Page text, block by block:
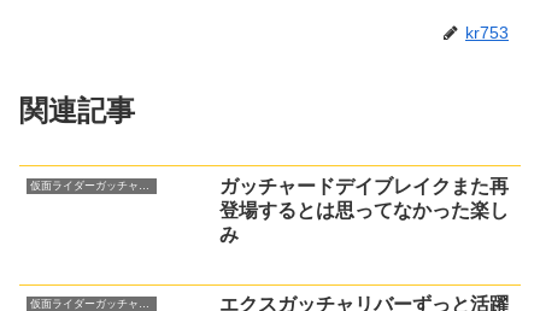
kr753
関連記事
ガッチャードデイブレイクまた再
登場するとは思ってなかった楽し
み
エクスガッチャリバーずっと活躍